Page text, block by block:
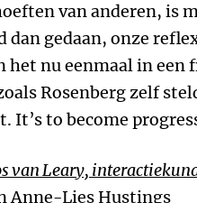
van anderen, is
dan gedaan, onze
het nu eenmaal in een
Rosenberg zelf
It’s to become
van Leary,
Anne-Lies Hustings